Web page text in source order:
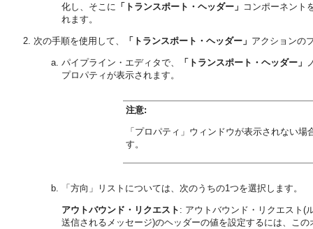
化し、そこに 「トランスポート・ヘッダー」 コンポーネント
れます。
次の手順を使用して、 「トランスポート・ヘッダー」 アクションの
パイプライン・エディタで、 「トランスポート・ヘッダー」
プロパティが表示されます。
注意:
「プロパティ」ウィンドウが表示されない場
す。
「方向」リストについては、次のうちの1つを選択します。
アウトバウンド・リクエスト : アウトバウンド・リクエスト(
送信されるメッセージ)のヘッダーの値を設定するには、こ